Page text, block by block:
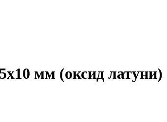
мм (оксид латуни)